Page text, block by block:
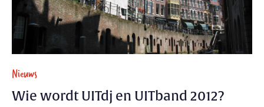
Nieuws
Wie wordt UITdj en UITband 2012?